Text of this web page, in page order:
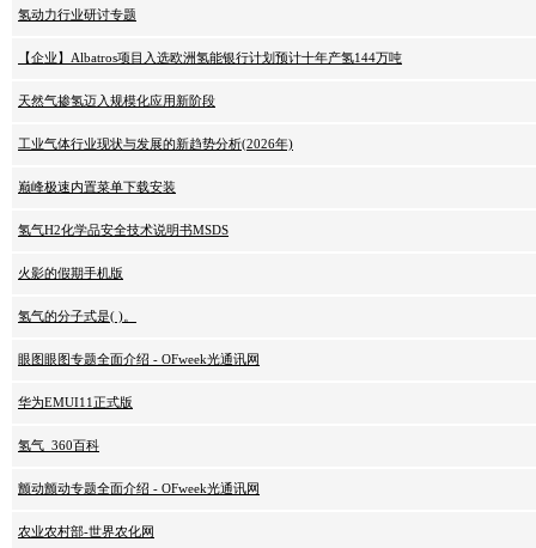
氢动力行业研讨专题
【企业】Albatros项目入选欧洲氢能银行计划预计十年产氢144万吨
天然气掺氢迈入规模化应用新阶段
工业气体行业现状与发展的新趋势分析(2026年)
巅峰极速内置菜单下载安装
氢气H2化学品安全技术说明书MSDS
火影的假期手机版
氢气的分子式是( )。
眼图眼图专题全面介绍 - OFweek光通讯网
华为EMUI11正式版
氢气_360百科
颤动颤动专题全面介绍 - OFweek光通讯网
农业农村部-世界农化网